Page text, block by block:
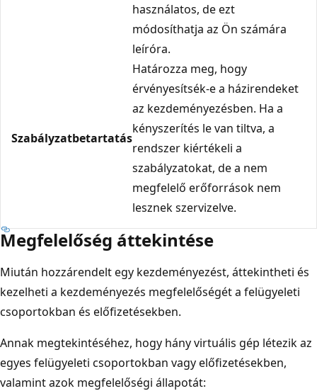
használatos, de ezt
módosíthatja az Ön számára
leíróra.
Szabályzatbetartatás
Határozza meg, hogy
érvényesítsék-e a házirendeket
az kezdeményezésben. Ha a
kényszerítés le van tiltva, a
rendszer kiértékeli a
szabályzatokat, de a nem
megfelelő erőforrások nem
lesznek szervizelve.
Megfelelőség áttekintése
Miután hozzárendelt egy kezdeményezést, áttekintheti és
kezelheti a kezdeményezés megfelelőségét a felügyeleti
csoportokban és előfizetésekben.
Annak megtekintéséhez, hogy hány virtuális gép létezik az
egyes felügyeleti csoportokban vagy előfizetésekben,
valamint azok megfelelőségi állapotát: